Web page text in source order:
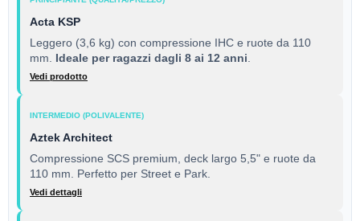
Acta KSP
Leggero (3,6 kg) con compressione IHC e ruote da 110
mm. Ideale per ragazzi dagli 8 ai 12 anni
Vedi prodotto
INTERMEDIO (POLIVALENTE)
Aztek Architect
Compressione SCS premium, deck largo 5,5" e ruote da
110 mm. Perfetto per Street e Park.
Vedi dettagli